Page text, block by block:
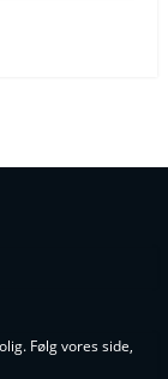
Følg vores side,